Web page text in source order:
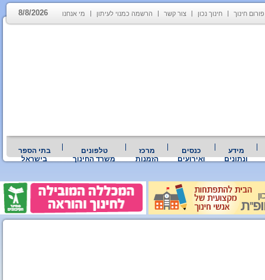
פורום חינוך חינוך נכון צור קשר הרשמה כמנוי לעיתון מי אנחנו 8/8/2026
מידע
ונתונים
כנסים
ואירועים
מרכז
הזמנות
טלפונים
משרד החינוך
בתי הספר
בישראל